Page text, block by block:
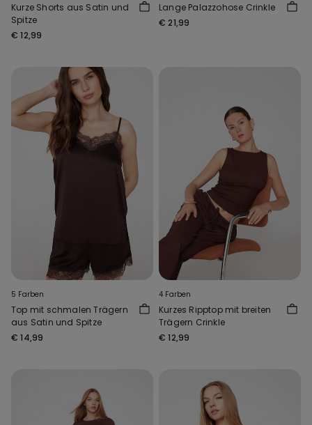
Kurze Shorts aus Satin und
Spitze
€ 12,99
Lange Palazzohose Crinkle
€ 21,99
5 Farben
Top mit schmalen Trägern
aus Satin und Spitze
€ 14,99
4 Farben
Kurzes Ripptop mit breiten
Trägern Crinkle
€ 12,99